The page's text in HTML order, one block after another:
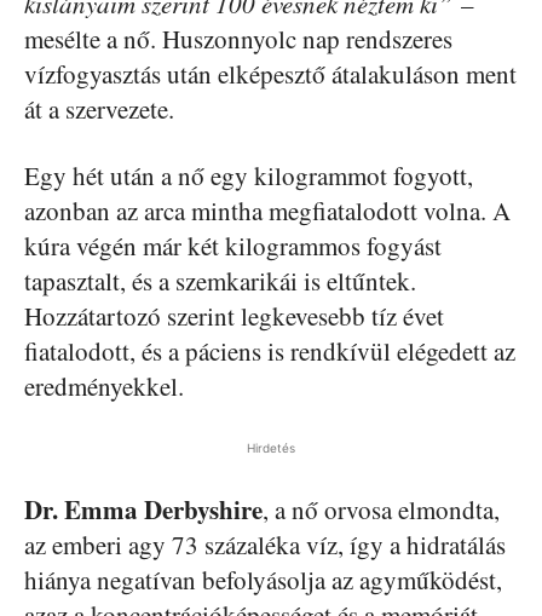
mesélte a nő. Huszonnyolc nap rendszeres
vízfogyasztás után elképesztő átalakuláson ment
át a szervezete.
Egy hét után a nő egy kilogrammot fogyott,
azonban az arca mintha megfiatalodott volna. A
kúra végén már két kilogrammos fogyást
tapasztalt, és a szemkarikái is eltűntek.
Hozzátartozó szerint legkevesebb tíz évet
fiatalodott, és a páciens is rendkívül elégedett az
eredményekkel.
Hirdetés
Dr. Emma Derbyshire, a nő orvosa elmondta,
az emberi agy 73 százaléka víz, így a hidratálás
hiánya negatívan befolyásolja az agyműködést,